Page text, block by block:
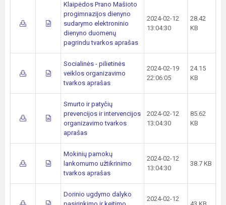
Klaipėdos Prano Mašioto
progimnazijos dienyno
sudarymo elektroninio
dienyno duomenų
pagrindu tvarkos aprašas
2024-02-12
13:04:30
28.42
KB
Socialinės - pilietinės
veiklos organizavimo
tvarkos aprašas
2024-02-19
22:06:05
24.15
KB
Smurto ir patyčių
prevencijos ir intervencijos
organizavimo tvarkos
aprašas
2024-02-12
13:04:30
85.62
KB
Mokinių pamokų
lankomumo užtikrinimo
tvarkos aprašas
2024-02-12
13:04:30
38.7 KB
Dorinio ugdymo dalyko
2024-02-12